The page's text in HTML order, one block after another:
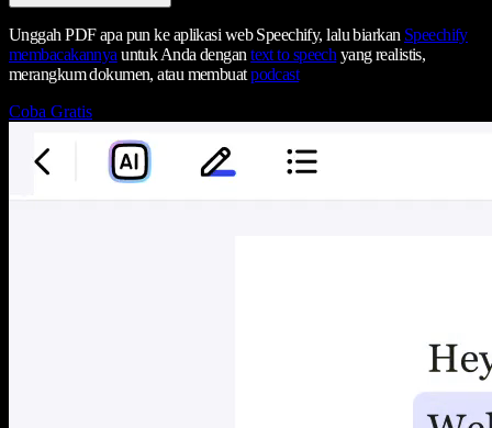
Unggah PDF apa pun ke aplikasi web Speechify, lalu biarkan Speechify
membacakannya untuk Anda dengantext to speech yang realistis,
merangkum dokumen, atau membuatpodcast
Coba Gratis